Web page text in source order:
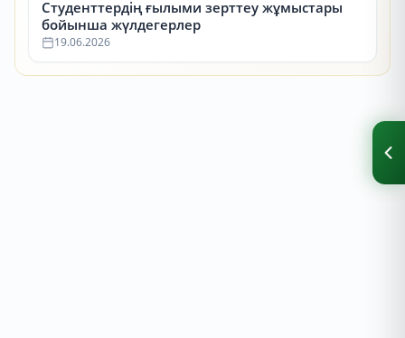
Студенттердің ғылыми зерттеу жұмыстары
бойынша жүлдегерлер
19.06.2026